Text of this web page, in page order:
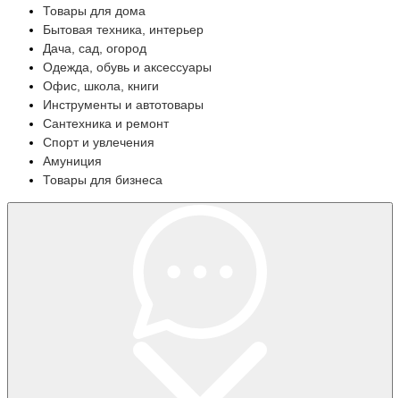
Товары для дома
Бытовая техника, интерьер
Дача, сад, огород
Одежда, обувь и аксессуары
Офис, школа, книги
Инструменты и автотовары
Сантехника и ремонт
Спорт и увлечения
Амуниция
Товары для бизнеса